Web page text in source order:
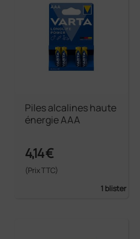
Piles alcalines haute
énergie AAA
4,14 €
(Prix TTC)
1 blister